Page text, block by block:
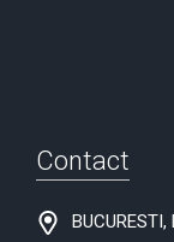
Contact